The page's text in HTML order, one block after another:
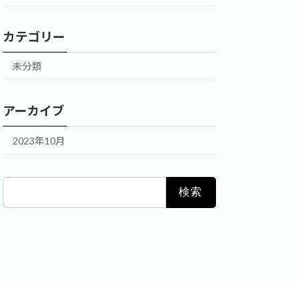
カテゴリー
未分類
アーカイブ
2023年10月